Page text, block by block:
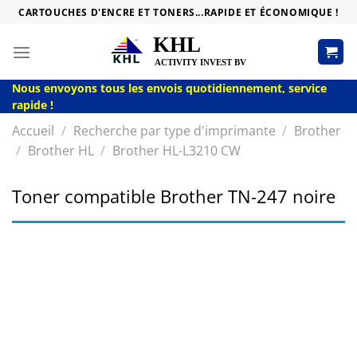
Passer
contenu
CARTOUCHES D'ENCRE ET TONERS...RAPIDE ET ÉCONOMIQUE !
Nous envoyons tous les envois quotidiennement, service
rapide !
Accueil / Recherche par type d'imprimante / Brother
/ Brother HL / Brother HL-L3210 CW
Toner compatible Brother TN-247 noire